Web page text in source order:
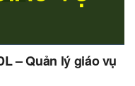
– Quản lý giáo vụ